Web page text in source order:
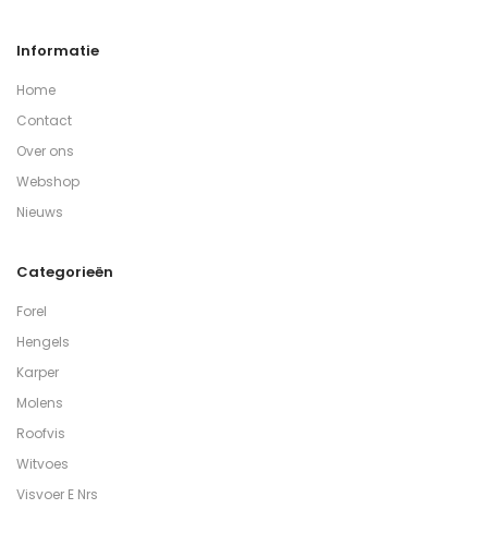
Informatie
Home
Contact
Over ons
Webshop
Nieuws
Categorieën
Forel
Hengels
Karper
Molens
Roofvis
Witvoes
Visvoer E Nrs